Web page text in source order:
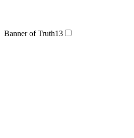
Banner of Truth13